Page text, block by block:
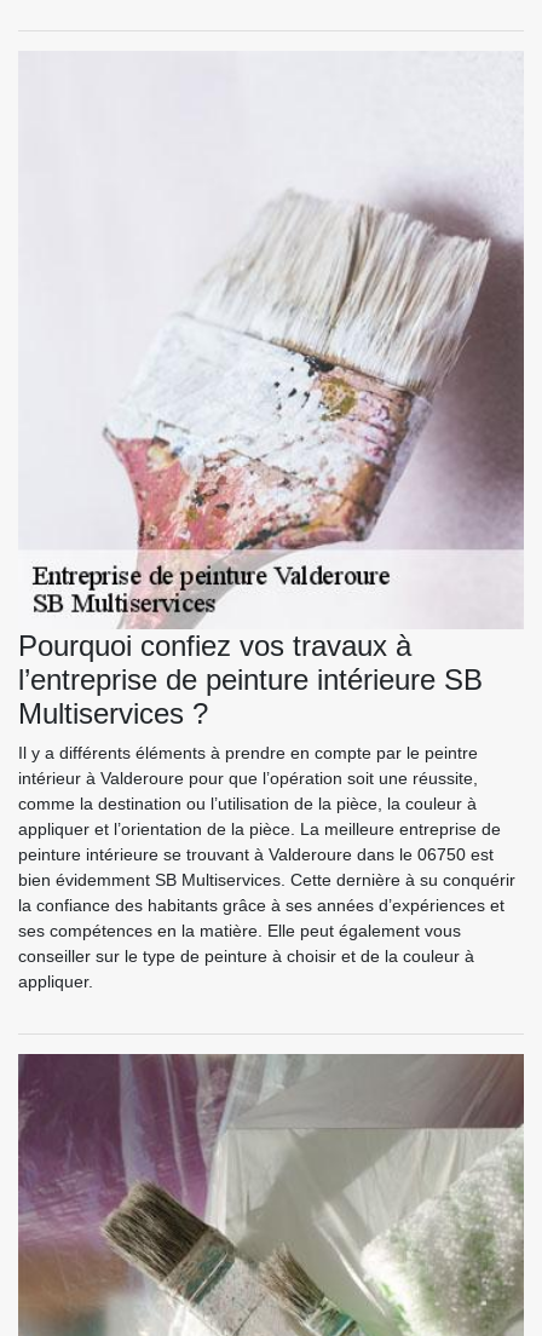
Pourquoi confiez vos travaux à
l’entreprise de peinture intérieure SB
Multiservices ?
Il y a différents éléments à prendre en compte par le peintre
intérieur à Valderoure pour que l’opération soit une réussite,
comme la destination ou l’utilisation de la pièce, la couleur à
appliquer et l’orientation de la pièce. La meilleure entreprise de
peinture intérieure se trouvant à Valderoure dans le 06750 est
bien évidemment SB Multiservices. Cette dernière à su conquérir
la confiance des habitants grâce à ses années d’expériences et
ses compétences en la matière. Elle peut également vous
conseiller sur le type de peinture à choisir et de la couleur à
appliquer.